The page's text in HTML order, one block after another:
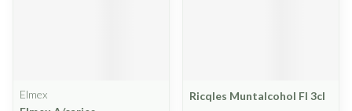
Elmex
Ricqles Muntalcohol Fl 3cl